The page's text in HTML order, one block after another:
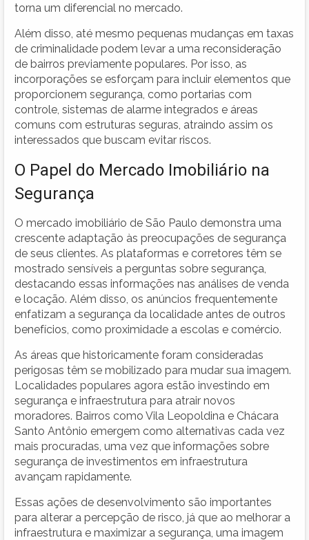
torna um diferencial no mercado.
Além disso, até mesmo pequenas mudanças em taxas
de criminalidade podem levar a uma reconsideração
de bairros previamente populares. Por isso, as
incorporações se esforçam para incluir elementos que
proporcionem segurança, como portarias com
controle, sistemas de alarme integrados e áreas
comuns com estruturas seguras, atraindo assim os
interessados que buscam evitar riscos.
O Papel do Mercado Imobiliário na
Segurança
O mercado imobiliário de São Paulo demonstra uma
crescente adaptação às preocupações de segurança
de seus clientes. As plataformas e corretores têm se
mostrado sensíveis a perguntas sobre segurança,
destacando essas informações nas análises de venda
e locação. Além disso, os anúncios frequentemente
enfatizam a segurança da localidade antes de outros
benefícios, como proximidade a escolas e comércio.
As áreas que historicamente foram consideradas
perigosas têm se mobilizado para mudar sua imagem.
Localidades populares agora estão investindo em
segurança e infraestrutura para atrair novos
moradores. Bairros como Vila Leopoldina e Chácara
Santo Antônio emergem como alternativas cada vez
mais procuradas, uma vez que informações sobre
segurança de investimentos em infraestrutura
avançam rapidamente.
Essas ações de desenvolvimento são importantes
para alterar a percepção de risco, já que ao melhorar a
infraestrutura e maximizar a segurança, uma imagem